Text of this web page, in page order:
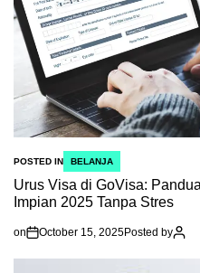
POSTED IN BELANJA
Urus Visa di GoVisa:
Impian 2025 Tanpa Stres
on October 15, 2025Posted by